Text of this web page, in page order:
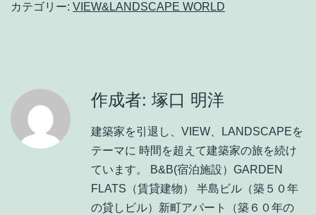
カテゴリー: VIEW&LANDSCAPE WORLD
作成者: 塚口 明洋
建築家を引退し、VIEW、LANDSCAPEを
テーマに 時間を超えて建築家の旅を続け
ています。 B&B(宿泊施設）GARDEN
FLATS（賃貸建物） 半島ビル（築５０年
の貸しビル）新町アパート（築６０年の